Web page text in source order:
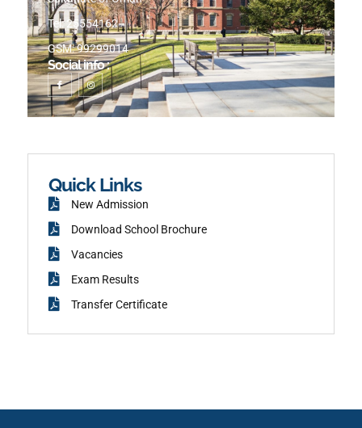
Tel: 25554162
GSM: 99299014
Social info :
I
c
o
n
-
f
o
I
n
s
t
a
g
Quick Links
New Admission
Download School Brochure
Vacancies
Exam Results
Transfer Certificate